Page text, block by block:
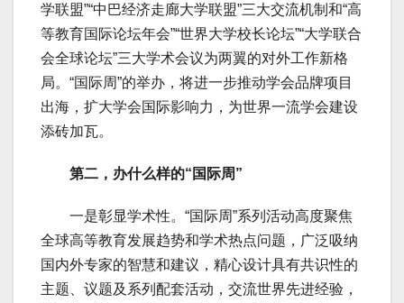
学联盟”“中巴经济走廊大学联盟”三大交流机制和“高
等教育国际论坛年会”“世界大学校长论坛”“大学联合
会全球论坛”三大学术会议为两翼的对外工作新格
局。“国际周”的举办，将进一步推动学会品牌项目
出海，扩大学会国际影响力，为世界一流学会建设
添砖加瓦。
第二，办什么样的“国际周”
一是彰显学术性。“国际周”系列活动高度聚焦
全球高等教育发展趋势和学术热点问题，广泛吸纳
国内外专家的智慧和建议，精心设计具有共识性的
主题、议题及系列配套活动，交流世界先进经验，